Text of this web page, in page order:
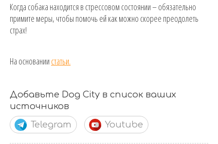
Когда собака находится в стрессовом состоянии – обязательно
примите меры, чтобы помочь ей как можно скорее преодолеть
страх!
На основании статьи.
Добавьте Dog City в список ваших
источников
Telegram
Youtube